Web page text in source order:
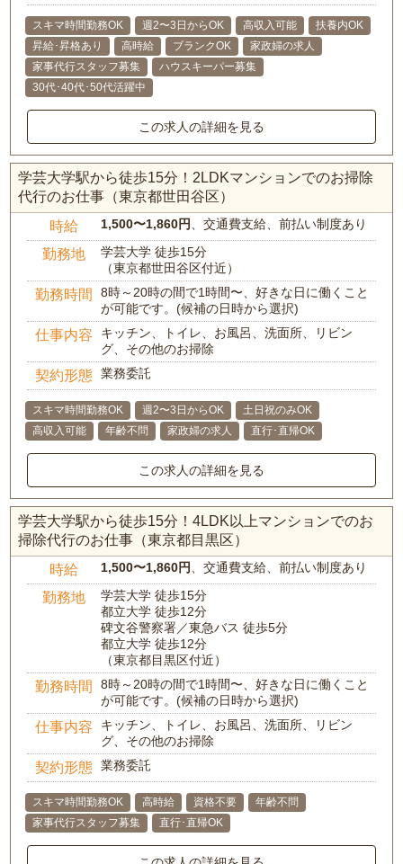
スキマ時間勤務OK 週2〜3日からOK 高収入可能
扶養内OK
昇給･昇格あり
高時給 ブランクOK
家政婦の求人
家事代行スタッフ募集
ハウスキーパー募集
30代･40代･50代活躍中
この求人の詳細を見る
学芸大学駅から徒歩15分！2LDKマンションでのお掃除
代行のお仕事（東京都世田谷区）
時給 1,500〜1,860円、交通費支給、前払い制度あり
勤務地
学芸大学 徒歩15分
（東京都世田谷区付近）
勤務時間
8時～20時の間で1時間〜、好きな日に働くこと
が可能です。(候補の日時から選択)
仕事内容
キッチン、トイレ、お風呂、洗面所、リビン
グ、その他のお掃除
契約形態 業務委託
スキマ時間勤務OK 週2〜3日からOK
土日祝のみOK
高収入可能
年齢不問 家政婦の求人 直行･直帰OK
この求人の詳細を見る
学芸大学駅から徒歩15分！4LDK以上マンションでのお
掃除代行のお仕事（東京都目黒区）
時給 1,500〜1,860円、交通費支給、前払い制度あり
勤務地
学芸大学 徒歩15分
都立大学 徒歩12分
碑文谷警察署／東急バス 徒歩5分
都立大学 徒歩12分
（東京都目黒区付近）
勤務時間
8時～20時の間で1時間〜、好きな日に働くこと
が可能です。(候補の日時から選択)
仕事内容
キッチン、トイレ、お風呂、洗面所、リビン
グ、その他のお掃除
契約形態 業務委託
スキマ時間勤務OK 高時給 資格不要
年齢不問
家事代行スタッフ募集
直行･直帰OK